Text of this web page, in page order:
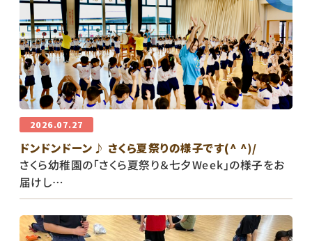
2026.07.27
ドンドンドーン♪ さくら夏祭りの様子です(^ ^)/
さくら幼稚園の「さくら夏祭り＆七夕Week」の様子をお
届けし…